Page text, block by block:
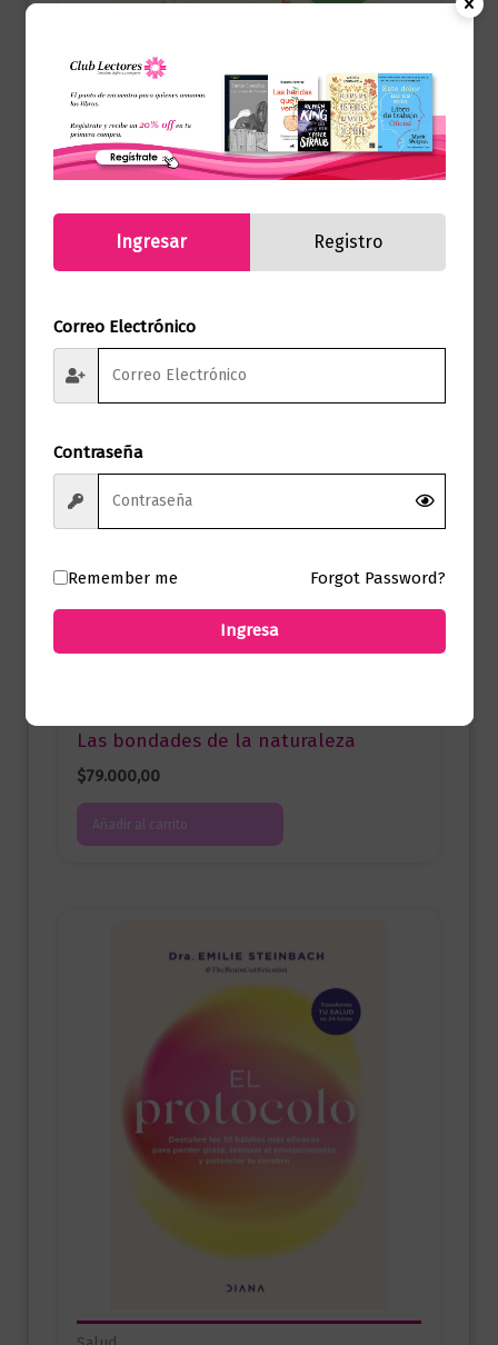
Salud
Como Vivir una Enfermedad Incurable
$67.000,00
Las bondades de la naturaleza
$79.000,00
Añadir al carrito
Ingresar Registro
Correo Electrónico
Contraseña
Remember me Forgot Password?
Ingresa